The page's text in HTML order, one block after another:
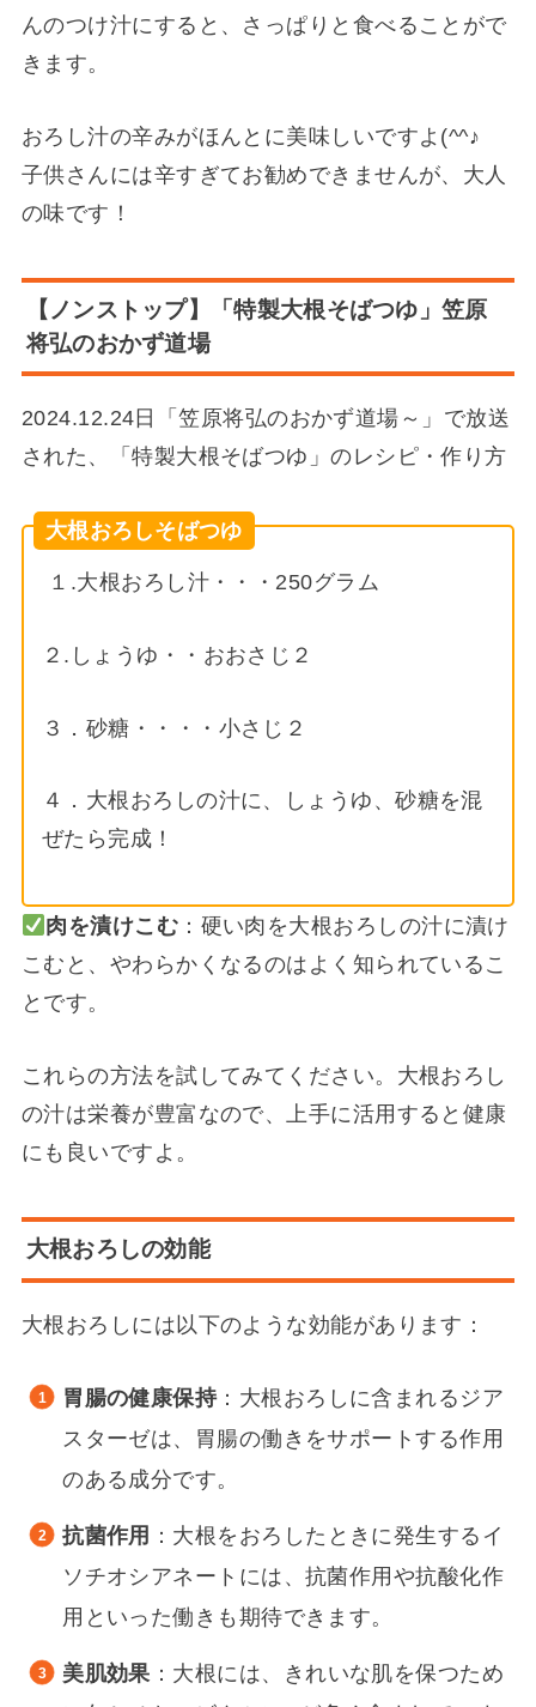
んのつけ汁にすると、さっぱりと食べることがで
きます。
おろし汁の辛みがほんとに美味しいですよ(^^♪
子供さんには辛すぎてお勧めできませんが、大人
の味です！
【ノンストップ】「特製大根そばつゆ」笠原
将弘のおかず道場
2024.12.24日「笠原将弘のおかず道場～」で放送
された、「特製大根そばつゆ」のレシピ・作り方
大根おろしそばつゆ
１.大根おろし汁・・・250グラム
２.しょうゆ・・おおさじ２
３．砂糖・・・・小さじ２
４．大根おろしの汁に、しょうゆ、砂糖を混
ぜたら完成！
肉を漬けこむ ：硬い肉を大根おろしの汁に漬け
こむと、やわらかくなるのはよく知られているこ
とです。
これらの方法を試してみてください。大根おろし
の汁は栄養が豊富なので、上手に活用すると健康
にも良いですよ。
大根おろしの効能
大根おろしには以下のような効能があります：
胃腸の健康保持：大根おろしに含まれるジア
スターゼは、胃腸の働きをサポートする作用
のある成分です。
抗菌作用 ：大根をおろしたときに発生するイ
ソチオシアネートには、抗菌作用や抗酸化作
用といった働きも期待できます。
美肌効果 ：大根には、きれいな肌を保つため